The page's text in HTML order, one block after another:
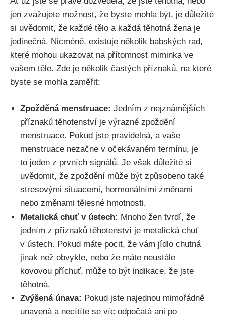
jen zvažujete možnost, že byste mohla být, je důležité
si uvědomit, že⁣ každé‌ tělo a každá těhotná žena je
jedinečná. Nicméně, existuje několik babských rad,
které mohou​ ukazovat na přítomnost miminka ve⁢
vašem těle. Zde je několik častých příznaků, na které
byste se mohla zaměřit:
Zpožděná⁤ menstruace: Jedním z ⁢nejznámějších
příznaků ‍těhotenství je výrazné ​zpoždění
menstruace. Pokud ⁢jste pravidelná,⁤ a vaše​
menstruace nezačne ⁢v⁢ očekávaném termínu, je
to jeden‍ z prvních signálů. Je však důležité si
uvědomit, že zpoždění může být způsobeno také
stresovými situacemi, hormonálními ​změnami
nebo změnami tělesné⁣ hmotnosti.
Metalická chuť v ústech: Mnoho žen tvrdí, že
jedním z příznaků ‌těhotenství‌ je metalická chuť
v ústech. Pokud máte pocit, že vám jídlo ⁤chutná
jinak než obvykle, nebo že máte neustále
kovovou příchuť, může to být indikace, ‍že jste
těhotná.
Zvýšená únava: ‍Pokud jste‌ najednou mimořádně
unavená a necítíte se víc odpočatá ani ⁤po